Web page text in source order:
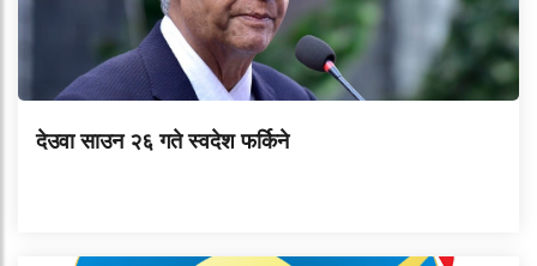
देउवा साउन २६ गते स्वदेश फर्किने